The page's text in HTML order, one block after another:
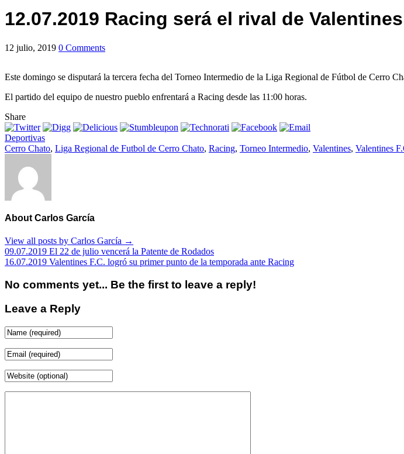
12.07.2019 Racing será el rival de
12 julio, 2019 0 Comments
Este domingo se disputará la tercera fecha del Torneo Intermedio de la Liga Regional de Fútbol de Cerro
El partido del equipo de nuestro pueblo enfrentará a Racing desde las 11:00 horas.
Share
Deportivas
Cerro Chato, Liga Regional de Futbol de Cerro Chato, Racing, Torneo Intermedio, Valentines, Valentines
About Carlos García
View all posts by Carlos García →
09.07.2019 El 22 de julio vencerá la Patente de Rodados
16.07.2019 Valentines F.C. logró su primer punto de la temporada ante Racing
No comments yet... Be the first to leave a reply!
Leave a Reply